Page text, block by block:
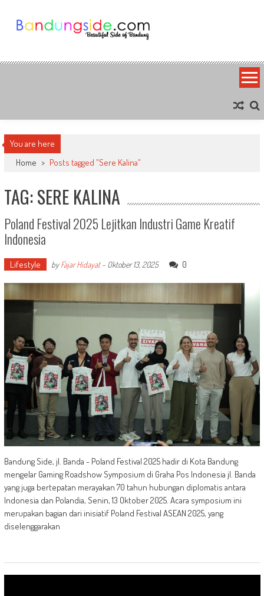
content
Bandung Side
You are here
Home > Posts tagged "Sere Kalina"
TAG: SERE KALINA
Poland Festival 2025 Lejitkan Industri Game Kreatif
Indonesia
Lifestyle byFajar Hidayat- Oktober 13, 2025 0
Bandung Side, jl. Banda - Poland Festival 2025 hadir di Kota Bandung
mengelar Gaming Roadshow Symposium di Graha Pos Indonesia jl. Banda
yang juga bertepatan merayakan 70 tahun hubungan diplomatis antara
Indonesia dan Polandia, Senin, 13 Oktober 2025. Acara symposium ini
merupakan bagian dari inisiatif Poland Festival ASEAN 2025, yang
diselenggarakan